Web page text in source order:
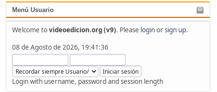
Menú Usuario
Welcome tovideoedicion.org (v9). Please loginorsign up.
08 de Agosto de 2026, 19:41:36
Login with username, password and session length